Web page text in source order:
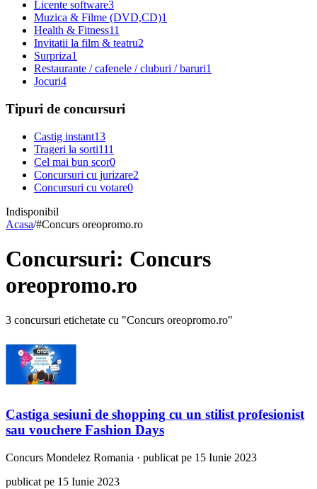
Licente software3
Muzica & Filme (DVD,CD)1
Health & Fitness11
Invitatii la film & teatru2
Surpriza1
Restaurante / cafenele / cluburi / baruri1
Jocuri4
Tipuri de concursuri
Castig instant13
Trageri la sorti111
Cel mai bun scor0
Concursuri cu jurizare2
Concursuri cu votare0
Indisponibil
Acasa/#Concurs oreopromo.ro
Concursuri: Concurs
oreopromo.ro
3 concursuri etichetate cu "Concurs oreopromo.ro"
Castiga sesiuni de shopping cu un stilist profesionist
sau vouchere Fashion Days
Concurs Mondelez Romania · publicat pe 15 Iunie 2023
publicat pe 15 Iunie 2023